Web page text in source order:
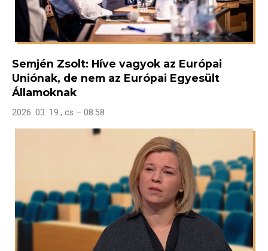
Semjén Zsolt: Híve vagyok az Európai
Uniónak, de nem az Európai Egyesült
Államoknak
2026. 03. 19., cs – 08:58